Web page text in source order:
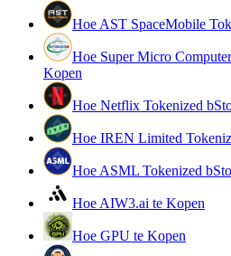
Verdienen
Hoe AST SpaceMobile
Hoe Super Micro
Kopen
Hoe Netflix Tokenized
Hoe IREN Limited
Hoe ASML Tokenized
Hoe AIW3.ai te Kopen
Hoe GPU te Kopen